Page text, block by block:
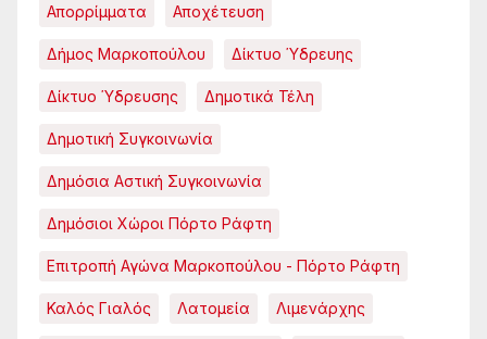
Απορρίμματα Αποχέτευση
Δήμος Μαρκοπούλου Δίκτυο Ύδρευης
Δίκτυο Ύδρευσης Δημοτικά Τέλη
Δημοτική Συγκοινωνία
Δημόσια Αστική Συγκοινωνία
Δημόσιοι Χώροι Πόρτο Ράφτη
Επιτροπή Αγώνα Μαρκοπούλου - Πόρτο Ράφτη
Καλός Γιαλός Λατομεία Λιμενάρχης